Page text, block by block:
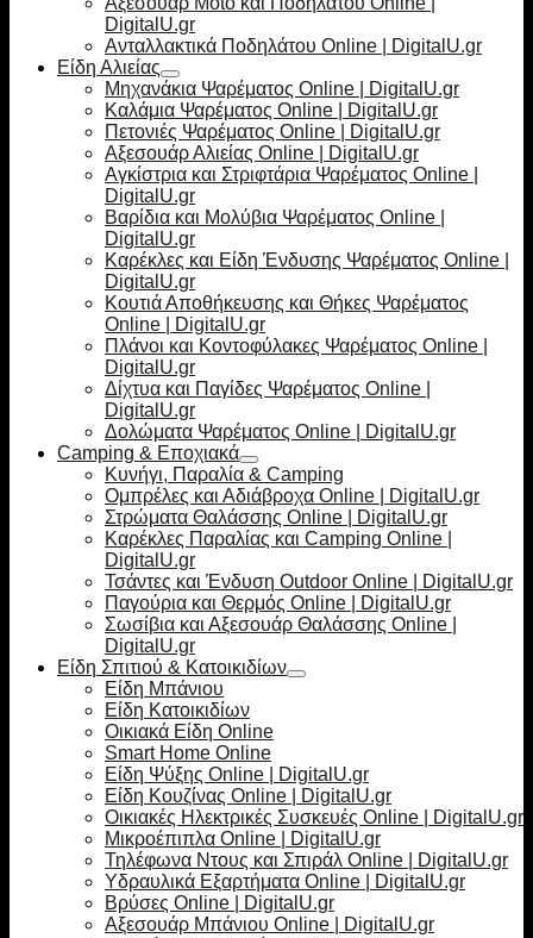
DigitalU.gr
Ανταλλακτικά Ποδηλάτου Online | DigitalU.gr
Είδη Αλιείας
Μηχανάκια Ψαρέματος Online | DigitalU.gr
Καλάμια Ψαρέματος Online | DigitalU.gr
Πετονιές Ψαρέματος Online | DigitalU.gr
Αξεσουάρ Αλιείας Online | DigitalU.gr
Αγκίστρια και Στριφτάρια Ψαρέματος Online |
DigitalU.gr
Βαρίδια και Μολύβια Ψαρέματος Online |
DigitalU.gr
Καρέκλες και Είδη Ένδυσης Ψαρέματος Online |
DigitalU.gr
Κουτιά Αποθήκευσης και Θήκες Ψαρέματος
Online | DigitalU.gr
Πλάνοι και Κοντοφύλακες Ψαρέματος Online |
DigitalU.gr
Δίχτυα και Παγίδες Ψαρέματος Online |
DigitalU.gr
Δολώματα Ψαρέματος Online | DigitalU.gr
Camping & Εποχιακά
Κυνήγι, Παραλία & Camping
Ομπρέλες και Αδιάβροχα Online | DigitalU.gr
Στρώματα Θαλάσσης Online | DigitalU.gr
Καρέκλες Παραλίας και Camping Online |
DigitalU.gr
Τσάντες και Ένδυση Outdoor Online | DigitalU.gr
Παγούρια και Θερμός Online | DigitalU.gr
Σωσίβια και Αξεσουάρ Θαλάσσης Online |
DigitalU.gr
Είδη Σπιτιού & Κατοικιδίων
Είδη Μπάνιου
Είδη Κατοικιδίων
Οικιακά Είδη Online
Smart Home Online
Είδη Ψύξης Online | DigitalU.gr
Είδη Κουζίνας Online | DigitalU.gr
Οικιακές Ηλεκτρικές Συσκευές Online | DigitalU.gr
Μικροέπιπλα Online | DigitalU.gr
Τηλέφωνα Ντους και Σπιράλ Online | DigitalU.gr
Υδραυλικά Εξαρτήματα Online | DigitalU.gr
Βρύσες Online | DigitalU.gr
Αξεσουάρ Μπάνιου Online | DigitalU.gr